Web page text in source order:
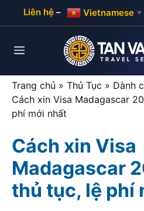
Liên hệ – Vietnamese ▼
Menu
Trang chủ » Thủ Tục » Dành
Cách xin Visa Madagascar
phí mới nhất
Cách xin Visa
Madagascar
thủ tục, lệ phí